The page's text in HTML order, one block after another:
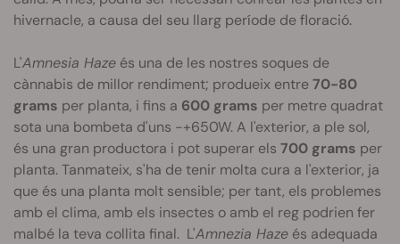
hivernacle, a causa del seu llarg període de floració.
L'Amnesia Haze és una de les nostres soques de
cànnabis de millor rendiment; produeix entre70-80
grams per planta, i fins a 600 grams per metre quadrat
sota una bombeta d'uns -+650W. A l'exterior, a ple sol,
és una gran productora i pot superar els 700 grams per
planta. Tanmateix, s'ha de tenir molta cura a l'exterior, ja
que és una planta molt sensible; per tant, els problemes
amb el clima, amb els insectes o amb el reg podrien fer
malbé la teva collita final. L'Amnezia Haze és adequada